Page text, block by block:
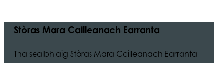
Stòras Mara Cailleanach Earranta
Tha sealbh aig Stòras Mara Cailleanach Earranta